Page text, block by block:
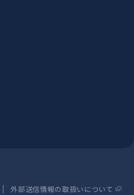
外部送信情報の取扱いについて